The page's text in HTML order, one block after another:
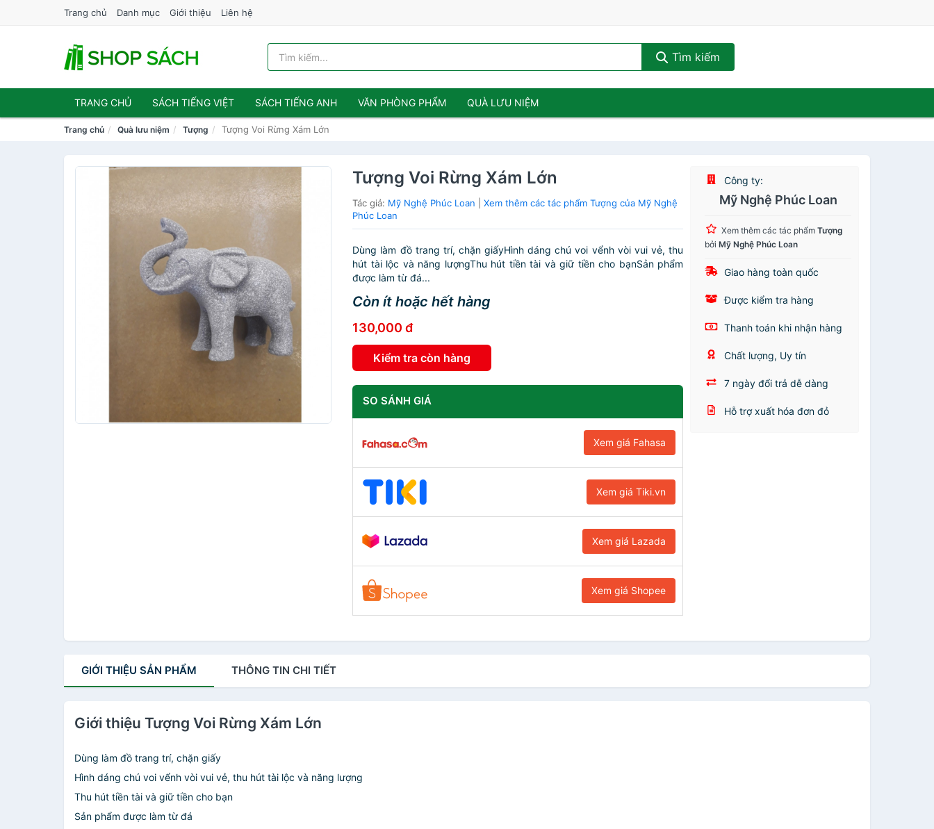
Trang chủ Danh mục Giới thiệu Liên hệ
Tìm kiếm
TRANG CHỦ SÁCH TIẾNG VIỆT SÁCH TIẾNG ANH VĂN PHÒNG PHẨM QUÀ LƯU NIỆM
Trang chủ Quà lưu niệm Tượng Tượng Voi Rừng Xám Lớn
Tượng Voi Rừng Xám Lớn
Tác giả: Mỹ Nghệ Phúc Loan |Xem thêm các tác phẩm Tượng của Mỹ Nghệ
Phúc Loan
Dùng làm đồ trang trí, chặn giấyHình dáng chú voi vểnh vòi vui vẻ, thu
hút tài lộc và năng lượngThu hút tiền tài và giữ tiền cho bạnSản phẩm
được làm từ đá...
Còn ít hoặc hết hàng
130,000 đ
Kiểm tra còn hàng
SO SÁNH GIÁ
Xem giá Fahasa
Xem giá Tiki.vn
Xem giá Lazada
Xem giá Shopee
Công ty:
Mỹ Nghệ Phúc Loan
Xem thêm các tác phẩmTượng
bởiMỹ Nghệ Phúc Loan
Giao hàng toàn quốc
Được kiểm tra hàng
Thanh toán khi nhận hàng
Chất lượng, Uy tín
7 ngày đổi trả dễ dàng
Hỗ trợ xuất hóa đơn đỏ
GIỚI THIỆU SẢN PHẨM THÔNG TIN CHI TIẾT
Giới thiệu Tượng Voi Rừng Xám Lớn
Dùng làm đồ trang trí, chặn giấy
Hình dáng chú voi vểnh vòi vui vẻ, thu hút tài lộc và năng lượng
Thu hút tiền tài và giữ tiền cho bạn
Sản phẩm được làm từ đá